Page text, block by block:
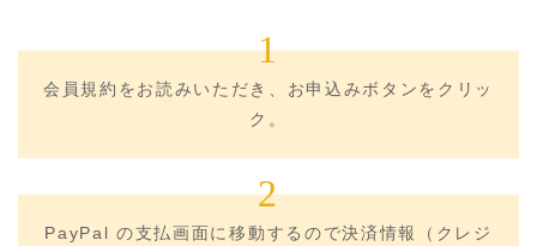
1
会員規約をお読みいただき、お申込みボタンをクリッ
ク。
2
PayPal の支払画面に移動するので決済情報（クレジ